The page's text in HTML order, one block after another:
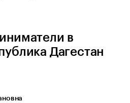
в
Дагестан